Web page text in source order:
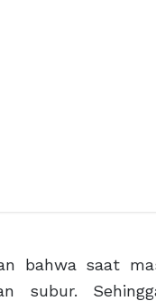
bahwa saat
subur.